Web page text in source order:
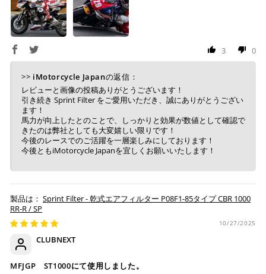
※ お支払いは現金のみとなります。
銀行振込 (事前決済)
ご注文時に情報をお知らせ致しますので、指定の口座に
お振り込みください。
入金確認が取れ次第、商品を手配させて頂きます。
※ お支払期限はご注文日より7日以内とさせて頂いてお
せて頂きます。
※ 振込手数料はご負担ください。
3 0
>> iMotorcycle Japanの返信：
レビューと画像の投稿ありがとうございます！
引き続き Sprint Filter をご愛用いただき、誠にありがとうござい
ます！
馬力が向上したとのことで、しっかりと効果が数値として確認で
きたのは弊社としても大変嬉しい限りです！
今後のレースでのご活躍を一層楽しみにしております！
今後ともiMotorcycle Japanを宜しくお願いいたします！
Sprint Filter - 乾式エアフィルター P08F1-85タイプ CBR 1000
RR-R / SP
10/27/2025
CLUBNEXT
MFJGP ST1000にて使用しました。